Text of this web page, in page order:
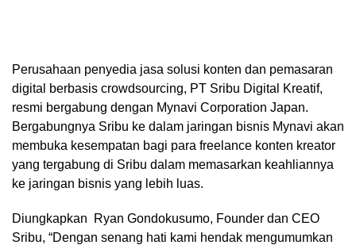
Perusahaan penyedia jasa solusi konten dan pemasaran
digital berbasis crowdsourcing, PT Sribu Digital Kreatif,
resmi bergabung dengan Mynavi Corporation Japan.
Bergabungnya Sribu ke dalam jaringan bisnis Mynavi akan
membuka kesempatan bagi para freelance konten kreator
yang tergabung di Sribu dalam memasarkan keahliannya
ke jaringan bisnis yang lebih luas.
Diungkapkan Ryan Gondokusumo, Founder dan CEO
Sribu, “Dengan senang hati kami hendak mengumumkan